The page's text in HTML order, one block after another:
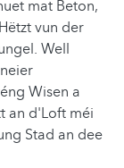
mat Beton,
vun der
Well
Wisen a
an d'Loft méi
Stad an dee